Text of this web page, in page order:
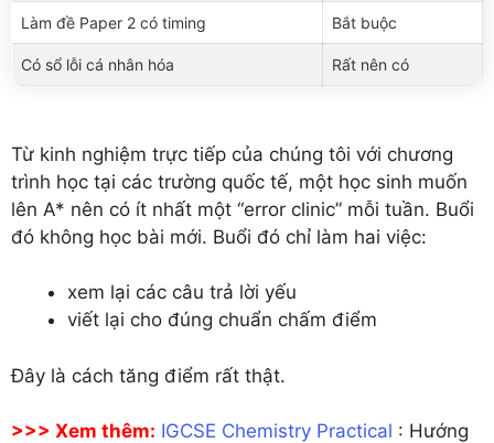
Làm đề Paper 2 có timing Bắt buộc
Có sổ lỗi cá nhân hóa Rất nên có
Từ kinh nghiệm trực tiếp của chúng tôi với chương
trình học tại các trường quốc tế, một học sinh muốn
lên A* nên có ít nhất một “error clinic” mỗi tuần. Buổi
đó không học bài mới. Buổi đó chỉ làm hai việc:
xem lại các câu trả lời yếu
viết lại cho đúng chuẩn chấm điểm
Đây là cách tăng điểm rất thật.
>>> Xem thêm: IGCSE Chemistry Practical : Hướng